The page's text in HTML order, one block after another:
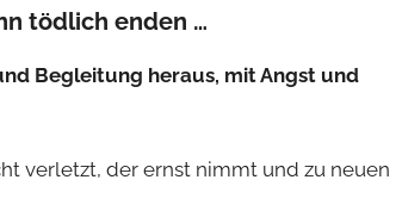
tödlich enden …
Begleitung heraus, mit Angst und
verletzt, der ernst nimmt und zu neuen